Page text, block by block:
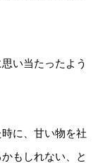
い当たったよう
に、甘い物を社
もしれない、と